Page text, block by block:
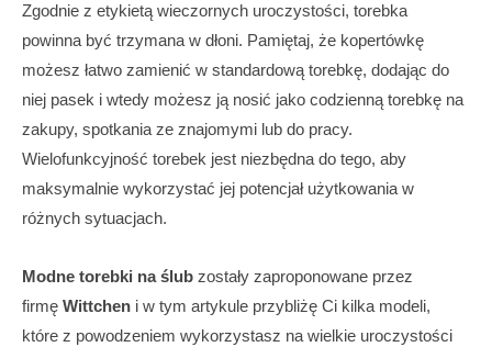
Zgodnie z etykietą wieczornych uroczystości, torebka
powinna być trzymana w dłoni. Pamiętaj, że kopertówkę
możesz łatwo zamienić w standardową torebkę, dodając do
niej pasek i wtedy możesz ją nosić jako codzienną torebkę na
zakupy, spotkania ze znajomymi lub do pracy.
Wielofunkcyjność torebek jest niezbędna do tego, aby
maksymalnie wykorzystać jej potencjał użytkowania w
różnych sytuacjach.
Modne torebki na ślub zostały zaproponowane przez
firmę Wittchen i w tym artykule przybliżę Ci kilka modeli,
które z powodzeniem wykorzystasz na wielkie uroczystości